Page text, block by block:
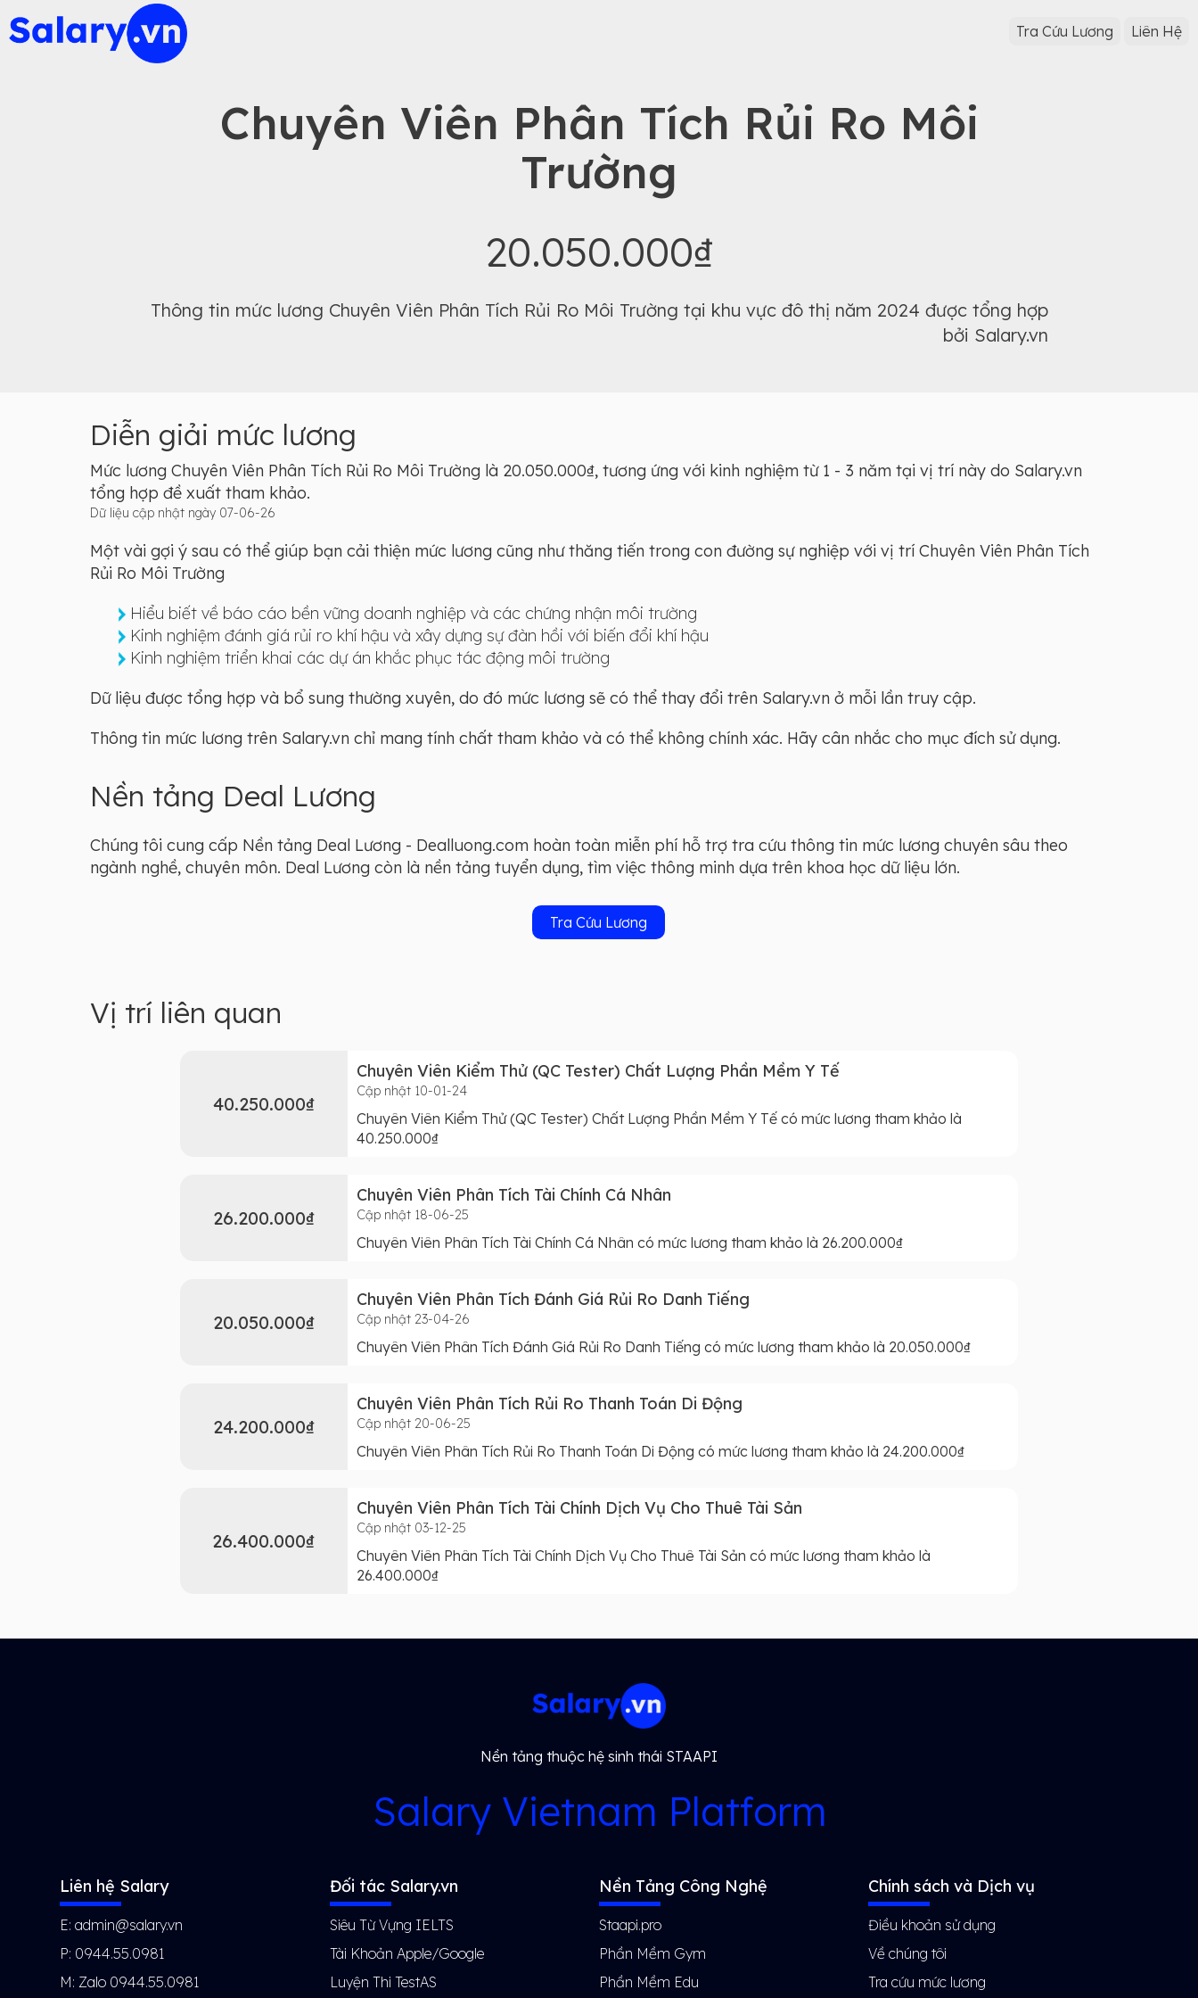
Tra Cứu Lương Liên Hệ
Chuyên Viên Phân Tích Rủi Ro Môi
Trường
20.050.000₫
Thông tin mức lương Chuyên Viên Phân Tích Rủi Ro Môi Trường tại khu vực đô thị năm 2024 được tổng hợp
bởi Salary.vn
Diễn giải mức lương
Mức lương Chuyên Viên Phân Tích Rủi Ro Môi Trường là 20.050.000₫, tương ứng với kinh nghiệm từ 1 - 3 năm tại vị trí này do Salary.vn
tổng hợp đề xuất tham khảo.
Dữ liệu cập nhật ngày 07-06-26
Một vài gợi ý sau có thể giúp bạn cải thiện mức lương cũng như thăng tiến trong con đường sự nghiệp với vị trí Chuyên Viên Phân Tích
Rủi Ro Môi Trường
Hiểu biết về báo cáo bền vững doanh nghiệp và các chứng nhận môi trường
Kinh nghiệm đánh giá rủi ro khí hậu và xây dựng sự đàn hồi với biến đổi khí hậu
Kinh nghiệm triển khai các dự án khắc phục tác động môi trường
Dữ liệu được tổng hợp và bổ sung thường xuyên, do đó mức lương sẽ có thể thay đổi trên Salary.vn ở mỗi lần truy cập.
Thông tin mức lương trên Salary.vn chỉ mang tính chất tham khảo và có thể không chính xác. Hãy cân nhắc cho mục đích sử dụng.
Nền tảng Deal Lương
Chúng tôi cung cấp Nền tảng Deal Lương - Dealluong.com hoàn toàn miễn phí hỗ trợ tra cứu thông tin mức lương chuyên sâu theo
ngành nghề, chuyên môn. Deal Lương còn là nền tảng tuyển dụng, tìm việc thông minh dựa trên khoa học dữ liệu lớn.
Tra Cứu Lương
Vị trí liên quan
40.250.000₫
Chuyên Viên Kiểm Thử (QC Tester) Chất Lượng Phần Mềm Y Tế
Cập nhật 10-01-24
Chuyên Viên Kiểm Thử (QC Tester) Chất Lượng Phần Mềm Y Tế có mức lương tham khảo là
40.250.000₫
26.200.000₫
Chuyên Viên Phân Tích Tài Chính Cá Nhân
Cập nhật 18-06-25
Chuyên Viên Phân Tích Tài Chính Cá Nhân có mức lương tham khảo là 26.200.000₫
20.050.000₫
Chuyên Viên Phân Tích Đánh Giá Rủi Ro Danh Tiếng
Cập nhật 23-04-26
Chuyên Viên Phân Tích Đánh Giá Rủi Ro Danh Tiếng có mức lương tham khảo là 20.050.000₫
24.200.000₫
Chuyên Viên Phân Tích Rủi Ro Thanh Toán Di Động
Cập nhật 20-06-25
Chuyên Viên Phân Tích Rủi Ro Thanh Toán Di Động có mức lương tham khảo là 24.200.000₫
26.400.000₫
Chuyên Viên Phân Tích Tài Chính Dịch Vụ Cho Thuê Tài Sản
Cập nhật 03-12-25
Chuyên Viên Phân Tích Tài Chính Dịch Vụ Cho Thuê Tài Sản có mức lương tham khảo là
26.400.000₫
Nền tảng thuộc hệ sinh thái STAAPI
Salary Vietnam Platform
Liên hệ Salary
E: admin@salary.vn
P: 0944.55.0981
M: Zalo 0944.55.0981
Đối tác Salary.vn
Siêu Từ Vựng IELTS
Tài Khoản Apple/Google
Luyện Thi TestAS
Nền Tảng Công Nghệ
Staapi.pro
Phần Mềm Gym
Phần Mềm Edu
Chính sách và Dịch vụ
Điều khoản sử dụng
Về chúng tôi
Tra cứu mức lương